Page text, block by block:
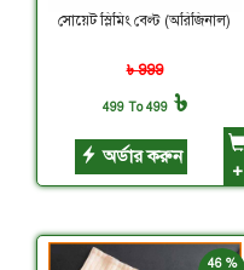
সোয়েট স্লিমিং বেল্ট (অরিজিনাল)
৳ 999
499 To 499৳
অর্ডার করুন
+
46 %